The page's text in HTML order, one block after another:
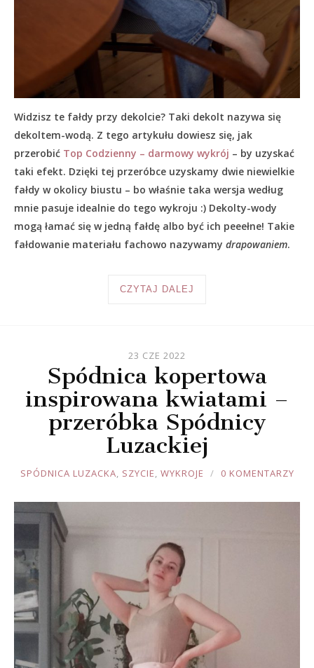
Widzisz te fałdy przy dekolcie? Taki dekolt nazywa się
dekoltem-wodą. Z tego artykułu dowiesz się, jak
przerobić Top Codzienny – darmowy wykrój – by uzyskać
taki efekt. Dzięki tej przeróbce uzyskamy dwie niewielkie
fałdy w okolicy biustu – bo właśnie taka wersja według
mnie pasuje idealnie do tego wykroju :) Dekolty-wody
mogą łamać się w jedną fałdę albo być ich peeełne! Takie
fałdowanie materiału fachowo nazywamy drapowaniem.
CZYTAJ DALEJ
23 CZE 2022
Spódnica kopertowa
inspirowana kwiatami –
przeróbka Spódnicy
Luzackiej
JOULE
SPÓDNICA LUZACKA, SZYCIE, WYKROJE 0 KOMENTARZY